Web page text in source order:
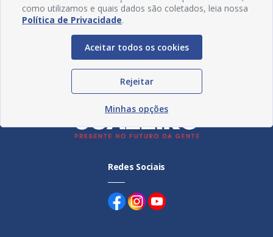
Redes Sociais
como utilizamos e quais dados são coletados, leia nossa
Política de Privacidade.
Aceitar todos os cookies
Rejeitar
Minhas opções